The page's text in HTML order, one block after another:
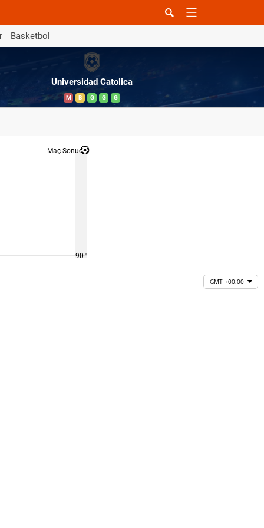
Basketbol
Universidad Catolica
M B G G G
Maç Sonucu
90 '
GMT +00:00